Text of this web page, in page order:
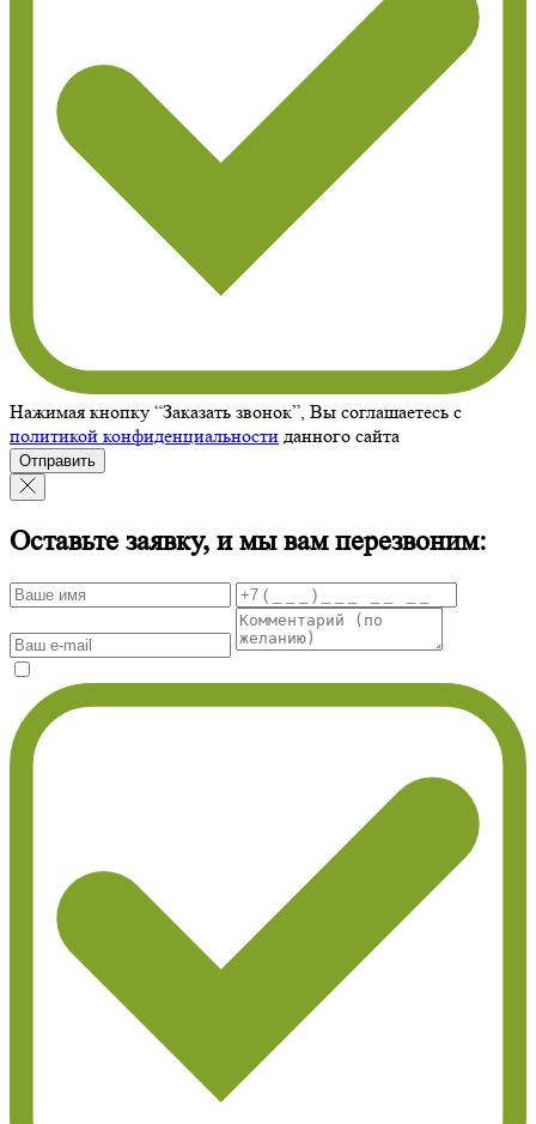
Нажимая кнопку “Заказать звонок”, Вы соглашаетесь с
политикой конфиденциальности данного сайта
Отправить
Оставьте заявку, и мы вам перезвоним: